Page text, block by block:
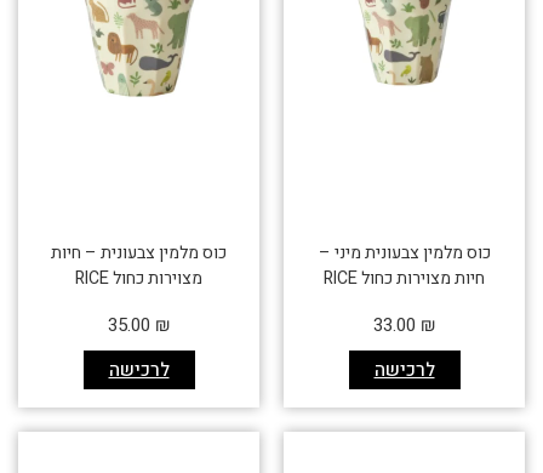
כוס מלמין צבעונית מיני –
חיות מצוירות כחול RICE
לרכישה
33.00 ₪
כוס מלמין צבעונית – חיות
מצוירות כחול RICE
לרכישה
35.00 ₪